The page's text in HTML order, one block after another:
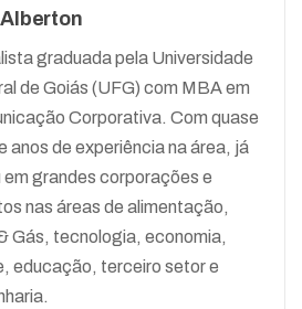
graduada pela Universidade
de Goiás (UFG) com MBA em
Corporativa. Com quase
anos de experiência na área, já
em grandes corporações e
nas áreas de alimentação,
Gás, tecnologia, economia,
educação, terceiro setor e